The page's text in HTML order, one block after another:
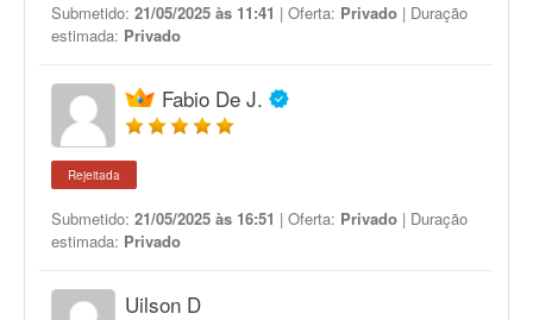
Submetido: 21/05/2025 às 11:41 | Oferta: Privado | Duração
estimada: Privado
Fabio De J.
Rejeitada
Submetido: 21/05/2025 às 16:51 | Oferta: Privado | Duração
estimada: Privado
Uilson D